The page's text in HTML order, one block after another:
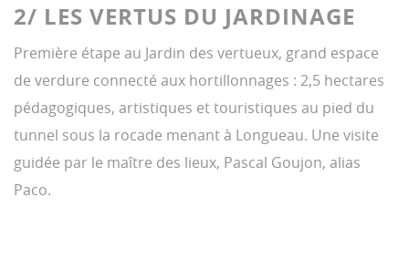
2/ LES VERTUS DU JARDINAGE
Première étape au Jardin des vertueux, grand espace
de verdure connecté aux hortillonnages : 2,5 hectares
pédagogiques, artistiques et touristiques au pied du
tunnel sous la rocade menant à Longueau. Une visite
guidée par le maître des lieux, Pascal Goujon, alias
Paco.